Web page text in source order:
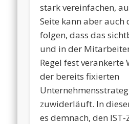
stark vereinfachen,
Seite kann aber auch
folgen, dass das
und in der
Regel fest verankerte
der bereits fixierten
zuwiderläuft. In
es demnach, den